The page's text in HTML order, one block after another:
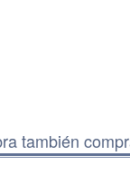
también